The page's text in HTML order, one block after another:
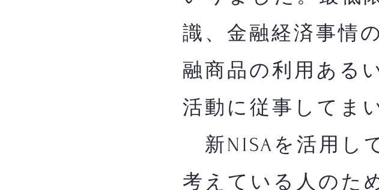
識、金融経済事情
融商品の利用ある
活動に従事してま
新NISAを活用し
考えている人のた